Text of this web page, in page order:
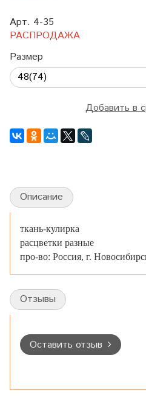
Арт. 4-35
РАСПРОДАЖА
Размер
Добавить в
Описание
ткань-кулирка
расцветки разные
про-во: Россия, г.
Отзывы
Оставить отзыв